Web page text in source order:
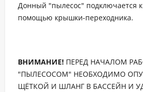
Донный "пылесос" подключается
помощью крышки-переходника.
ВНИМАНИЕ! ПЕРЕД НАЧАЛОМ
"ПЫЛЕСОСОМ" НЕОБХОДИМО
ЩЁТКОЙ И ШЛАНГ В БАССЕЙН И